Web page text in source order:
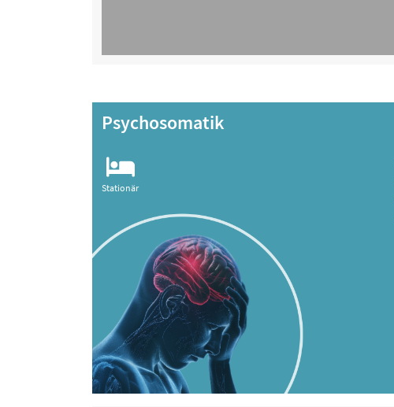
Psychosomatik
Stationär